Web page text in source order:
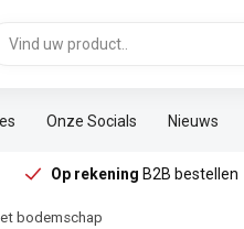
Onze Socials Nieuws
Op rekening B2B bestellen
bodemschap